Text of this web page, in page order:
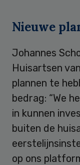
Nieuwe
Johannes
Huisartsen
plannen te
bedrag: “We
in kunnen
buiten de
op ons